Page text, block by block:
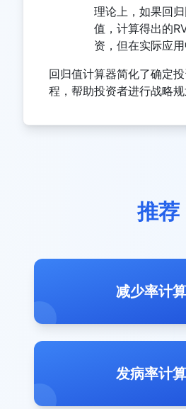
理论上，如果回
值，计算得出的
资，但在实际应用
回归值计算器简化了确定
程，帮助投资者进行战略规
推荐
减少率计
发病率计